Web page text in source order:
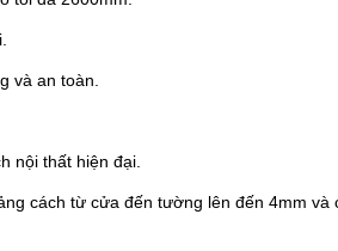
và an toàn.
nội thất hiện đại.
cách từ cửa đến tường lên đến 4mm và